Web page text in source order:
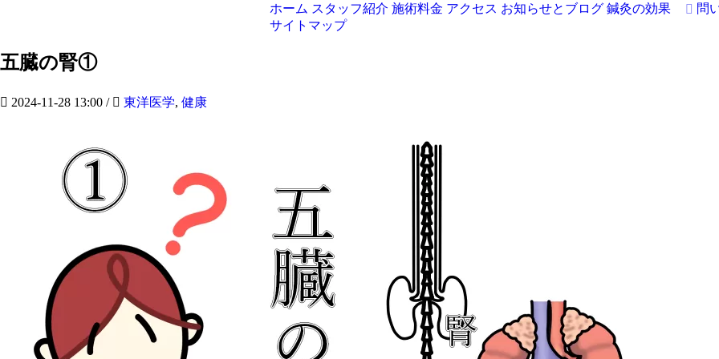
ホーム スタッフ紹介 施術料金 アクセス お知らせとブログ 鍼灸の効果
問
サイトマップ
五臓の腎①
2024-11-28 13:00 / 東洋医学, 健康